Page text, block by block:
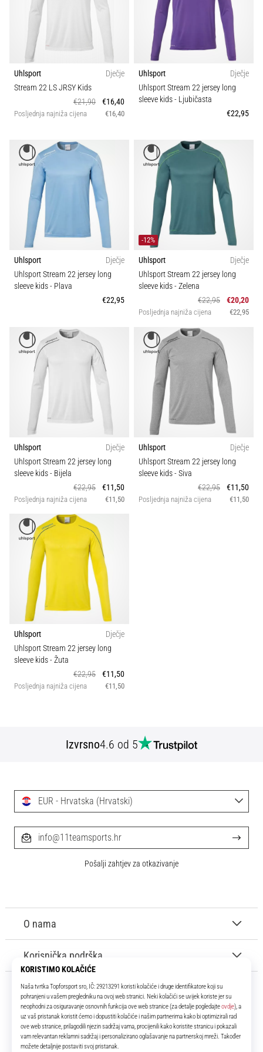
sportske
opreme
1. 7. 2025
1 min. čitanja
for
More
Victories
Pripremi
ženski
EURO
2025
sa
službenim
Nike,
adidas
PUMA.
svake
utakmice,
Prikaži
sve
Teamsales
Sport
Uhlsport
Dječje
Stream 22 LS JRSY Kids
€21,90
€16,40
Posljednja najniža cijena €16,40
Uhlsport
Dječje
Uhlsport Stream 22 jersey long
sleeve kids- Ljubičasta
€22,95
Uhlsport
Dječje
Uhlsport Stream 22 jersey long
sleeve kids- Plava
€22,95
-12%
Uhlsport
Dječje
Uhlsport Stream 22 jersey long
sleeve kids- Zelena
€22,95
€20,20
Posljednja najniža cijena €22,95
Uhlsport
Dječje
Uhlsport Stream 22 jersey long
sleeve kids- Bijela
€22,95
€11,50
Posljednja najniža cijena €11,50
Uhlsport
Dječje
Uhlsport Stream 22 jersey long
sleeve kids- Siva
€22,95
€11,50
Posljednja najniža cijena €11,50
Uhlsport
Dječje
Uhlsport Stream 22 jersey long
sleeve kids- Žuta
€22,95
€11,50
Posljednja najniža cijena €11,50
Izvrsno4.6 od 5
11teamsports.hr
Tvoj smo pouzdani suigrač već više od 16 godina! Cijelo to vrijeme
donosimo ti najbolje i najnovije proizvode iz svijeta nogometa.
O nama
Korisnička podrška
EUR - Hrvatska (Hrvatski)
info@11teamsports.hr
Pošalji zahtjev za otkazivanje